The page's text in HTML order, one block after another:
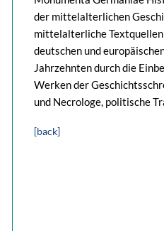
der mittelalterlichen
mittelalterliche Textquellen
deutschen und
Jahrzehnten durch die
Werken der
und Necrologe, politische
[back]